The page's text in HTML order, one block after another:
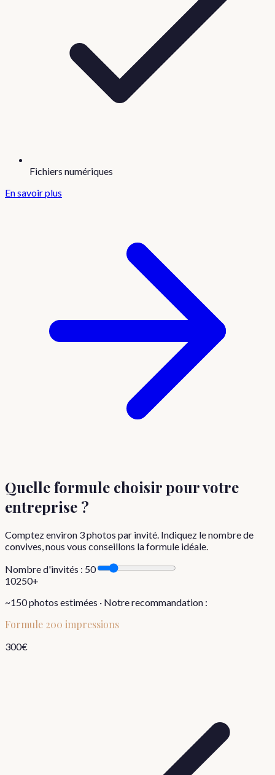
Fichiers numériques
En savoir plus
Quelle formule choisirpour votre
entreprise ?
Comptez environ 3photos par invité. Indiquez le nombre de
convives, nous vous conseillons la formule idéale.
Nombre d'invités : 50
10250+
~150photos estimées · Notre recommandation :
Formule 200 impressions
300€